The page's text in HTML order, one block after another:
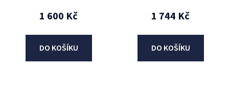
1 600 Kč
DO KOŠÍKU
1 744 Kč
DO KOŠÍKU